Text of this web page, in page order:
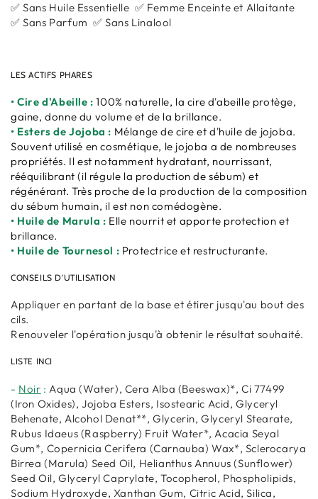
✅ Sans Huile Essentielle ✅ Femme Enceinte et Allaitante
✅ Sans Parfum ✅ Sans Linalool
LES ACTIFS PHARES
• Cire d'Abeille : 100% naturelle, la cire d'abeille protège,
gaine, donne du volume et de la brillance.
• Esters de Jojoba : Mélange de cire et d'huile de jojoba.
Souvent utilisé en cosmétique, le jojoba a de nombreuses
propriétés. Il est notamment hydratant, nourrissant,
rééquilibrant (il régule la production de sébum) et
régénérant. Très proche de la production de la composition
du sébum humain, il est non comédogène.
• Huile de Marula : Elle nourrit et apporte protection et
brillance.
• Huile de Tournesol : Protectrice et restructurante.
CONSEILS D'UTILISATION
Appliquer en partant de la base et étirer jusqu'au bout des
cils.
Renouveler l'opération jusqu'à obtenir le résultat souhaité.
LISTE INCI
- Noir : Aqua (Water), Cera Alba (Beeswax)*, Ci 77499
(Iron Oxides), Jojoba Esters, Isostearic Acid, Glyceryl
Behenate, Alcohol Denat**, Glycerin, Glyceryl Stearate,
Rubus Idaeus (Raspberry) Fruit Water*, Acacia Seyal
Gum*, Copernicia Cerifera (Carnauba) Wax*, Sclerocarya
Birrea (Marula) Seed Oil, Helianthus Annuus (Sunflower)
Seed Oil, Glyceryl Caprylate, Tocopherol, Phospholipids,
Sodium Hydroxyde, Xanthan Gum, Citric Acid, Silica,